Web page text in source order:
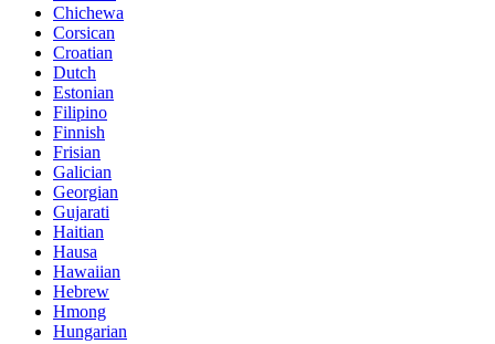
Chichewa
Corsican
Croatian
Dutch
Estonian
Filipino
Finnish
Frisian
Galician
Georgian
Gujarati
Haitian
Hausa
Hawaiian
Hebrew
Hmong
Hungarian